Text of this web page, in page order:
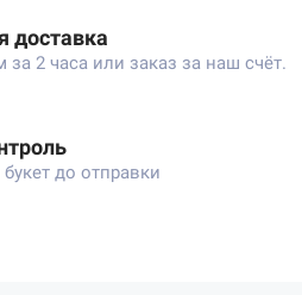
доставка
за 2 часа или заказ за наш счёт.
до отправки